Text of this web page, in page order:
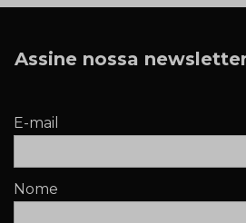
Assine nossa
E-mail
Nome